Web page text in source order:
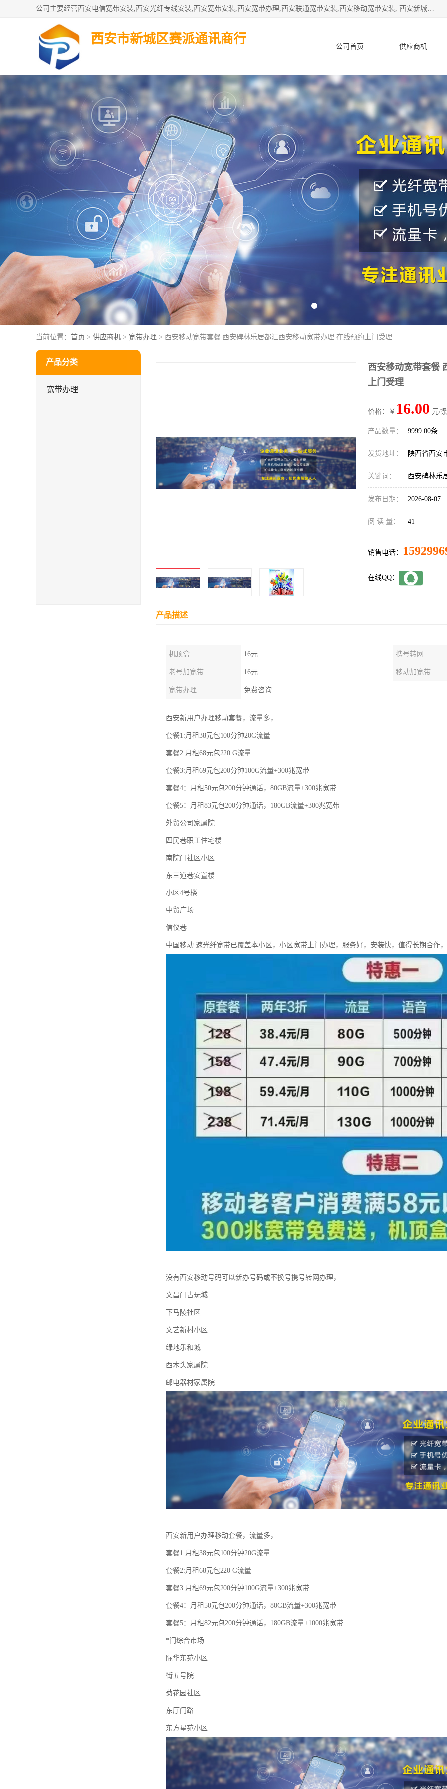
公司主要经营西安电信宽带安装,西安光纤专线安装,西安宽带安装,西安宽带办理,西安联通宽带安装,西安移动宽带安装, 西安新城赛派通讯商行从事西安地区的联通，移动，电信宽带安装，光纤专线安装，宽带办理等业务
西安市新城区赛派通讯商行
公司首页 供应商机
产品知识 客户案例
当前位置： 首页 > 供应商机 > 宽带办理 > 西安移动宽带套餐 西安碑林乐居都汇西安移动宽带办理 在线预约上门受理
产品分类
宽带办理
西安移动宽带套餐
上门受理
价格：￥ 16.00 元/
产品数量： 9999.00条
发货地址： 陕西省西安
关键词： 西安碑林乐
发布日期： 2026-08-07
阅 读 量： 41
销售电话：
在线QQ：
产品描述
机顶盒 16元 携号转网
老号加宽带 16元 移动加宽带
宽带办理 免费咨询
西安新用户办理移动套餐，流量多，
套餐1:月租38元包100分钟20G流量
套餐2:月租68元包220 G流量
套餐3:月租69元包200分钟100G流量+300兆宽带
套餐4：月租50元包200分钟通话，80GB流量+300兆宽带
套餐5：月租83元包200分钟通话，180GB流量+300兆宽带
外贸公司家属院
四民巷职工住宅楼
南院门社区小区
东三道巷安置楼
小区4号楼
中贸广场
信仪巷
中国移动:速光纤宽带已覆盖本小区，小区宽带上门办理，服务好，安装快，值得长期合作
没有西安移动号码可以新办号码或不换号携号转网办理，
文昌门古玩城
下马陵社区
文艺新村小区
绿地乐和城
西木头家属院
邮电器材家属院
西安新用户办理移动套餐，流量多，
套餐1:月租38元包100分钟20G流量
套餐2:月租68元包220 G流量
套餐3:月租69元包200分钟100G流量+300兆宽带
套餐4：月租50元包200分钟通话，80GB流量+300兆宽带
套餐5：月租82元包200分钟通话，180GB流量+1000兆宽带
*门综合市场
际华东苑小区
街五号院
菊花园社区
东厅门路
东方星苑小区